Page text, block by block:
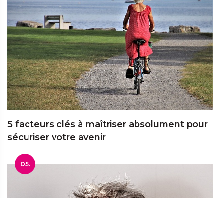
5 facteurs clés à maîtriser absolument pour
sécuriser votre avenir
05.